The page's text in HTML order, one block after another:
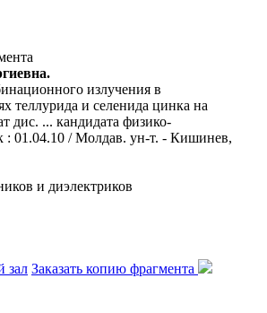
излучения в
теллурида и селенида цинка на
дис. ... кандидата физико-
: 01.04.10 / Молдав. ун-т. - Кишинев,
и диэлектриков
зал Заказать копию фрагмента